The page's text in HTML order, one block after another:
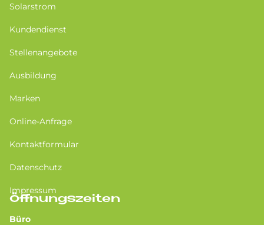
Solarstrom
Kundendienst
Stellenangebote
Ausbildung
Marken
Online-Anfrage
Kontaktformular
Datenschutz
Impressum
Öffnungszeiten
Büro